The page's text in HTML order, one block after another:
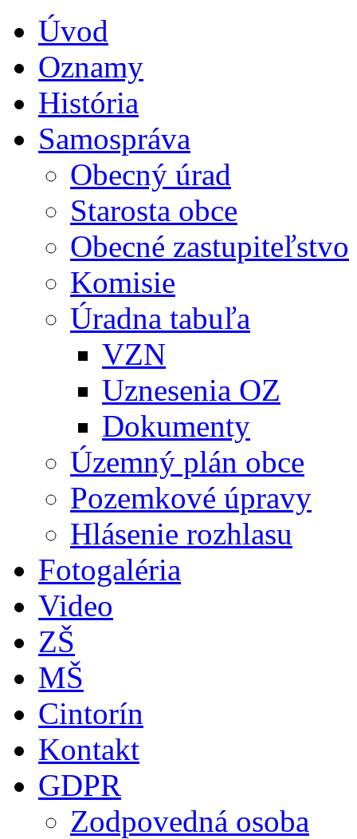
Úvod
Oznamy
História
Samospráva
Obecný úrad
Starosta obce
Obecné zastupiteľstvo
Komisie
Úradna tabuľa
VZN
Uznesenia OZ
Dokumenty
Územný plán obce
Pozemkové úpravy
Hlásenie rozhlasu
Fotogaléria
Video
ZŠ
MŠ
Cintorín
Kontakt
GDPR
Zodpovedná osoba